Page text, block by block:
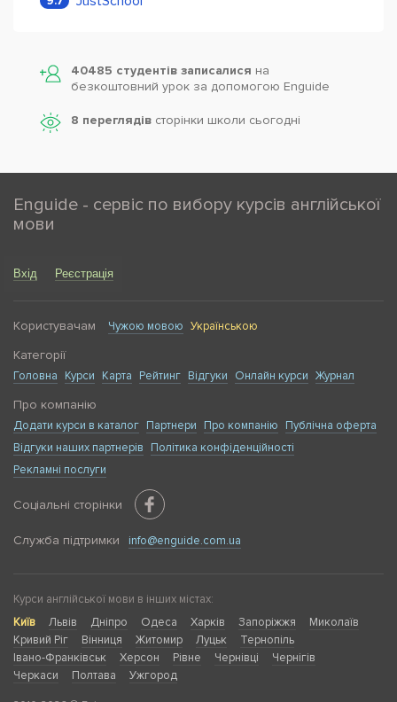
40485 студентів записалися на
безкоштовний урок за допомогою Enguide
8 переглядів сторінки школи cьогодні
Enguide - сервіс по вибору курсів англійської
мови
Вхід Реєстрація
Користувачам Чужою мовою Українською
Категорії
Головна Курси Карта Рейтинг Відгуки Онлайн курси Журнал
Про компанію
Додати курси в каталог Партнери Про компанію
Публічна оферта
Відгуки наших партнерів
Політика конфіденційності
Рекламні послуги
Соціальні сторінки
Служба підтримки info@enguide.com.ua
Курси англійської мови в інших містах:
Київ
Львів Дніпро Одеса Харків Запоріжжя
Миколаїв
Кривий Ріг
Вінниця Житомир Луцьк
Тернопіль
Івано-Франківськ
Херсон Рівне Чернівці
Чернігів
Черкаси
Полтава Ужгород